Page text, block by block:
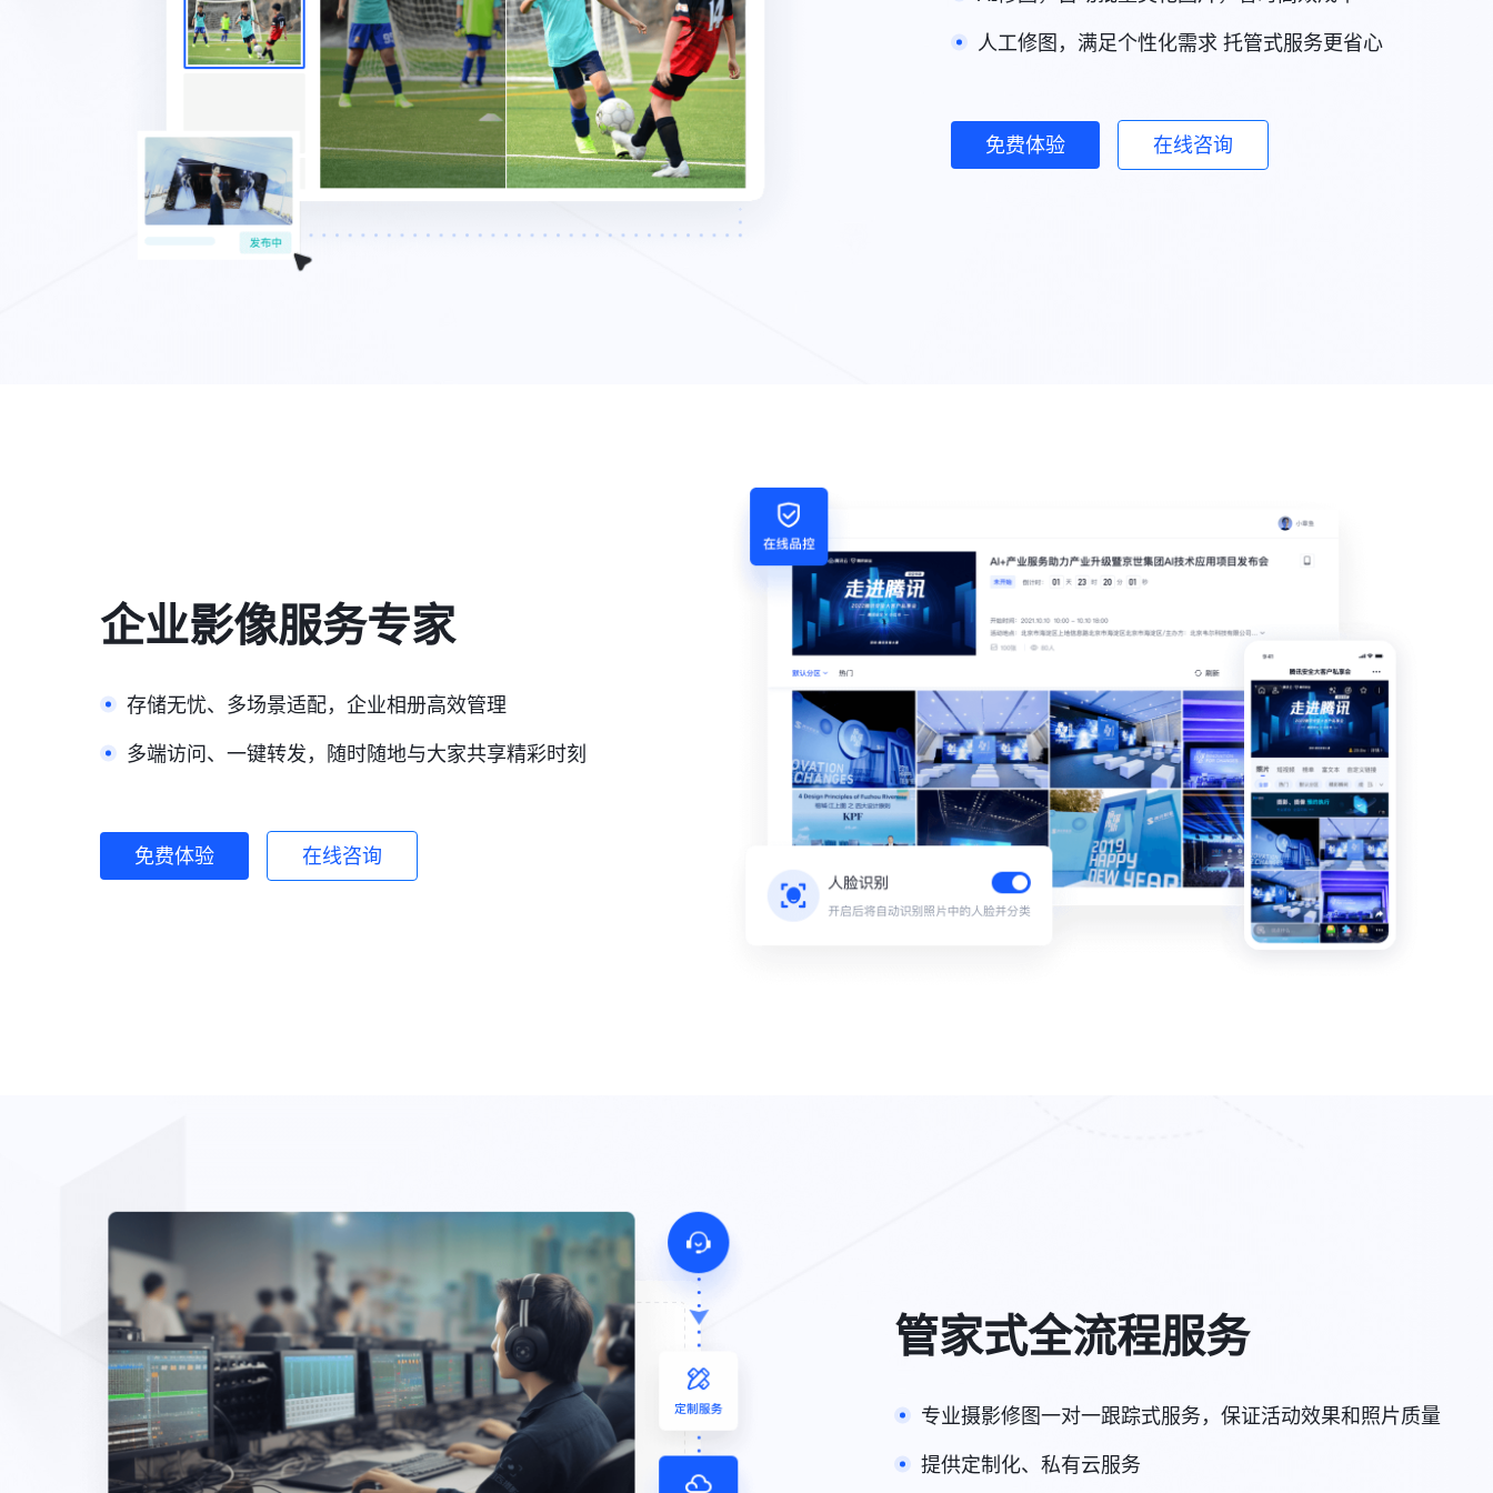
人工修图，满足个性化需求 托管式服务更省心
免费体验 在线咨询
企业影像服务专家
存储无忧、多场景适配，企业相册高效管理
多端访问、一键转发，随时随地与大家共享精彩时刻
免费体验 在线咨询
管家式全流程服务
专业摄影修图一对一跟踪式服务，保证活动效果和照片质量
提供定制化、私有云服务